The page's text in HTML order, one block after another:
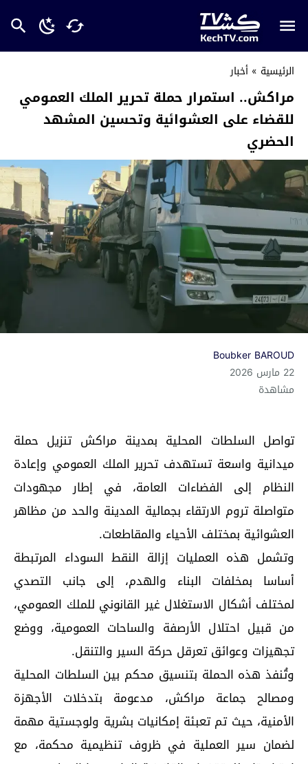
الرئيسية » أخبار
مراكش.. استمرار حملة تحرير الملك العمومي
للقضاء على العشوائية وتحسين المشهد
الحضري
Boubker BAROUD
22 مارس 2026
مشاهدة
تواصل السلطات المحلية بمدينة مراكش تنزيل حملة
ميدانية واسعة تستهدف تحرير الملك العمومي وإعادة
النظام إلى الفضاءات العامة، في إطار مجهودات
متواصلة تروم الارتقاء بجمالية المدينة والحد من مظاهر
العشوائية بمختلف الأحياء والمقاطعات.
وتشمل هذه العمليات إزالة النقط السوداء المرتبطة
أساسا بمخلفات البناء والهدم، إلى جانب التصدي
لمختلف أشكال الاستغلال غير القانوني للملك العمومي،
من قبيل احتلال الأرصفة والساحات العمومية، ووضع
تجهيزات وعوائق تعرقل حركة السير والتنقل.
وتُنفذ هذه الحملة بتنسيق محكم بين السلطات المحلية
ومصالح جماعة مراكش، مدعومة بتدخلات الأجهزة
الأمنية، حيث تم تعبئة إمكانيات بشرية ولوجستية مهمة
لضمان سير العملية في ظروف تنظيمية محكمة، مع